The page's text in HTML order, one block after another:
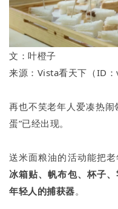
文：叶橙子
来源：Vista看天下（ID：
再也不笑老年人爱凑热
蛋”已经出现。
送米面粮油的活动能把
冰箱贴、帆布包、杯子
年轻人的捕获器。